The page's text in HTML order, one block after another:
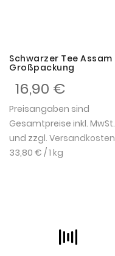
Schwarzer Tee Assam
Großpackung
16,90 €
Preisangaben sind
Gesamtpreise inkl. MwSt.
und zzgl. Versandkosten
33,80 € / 1 kg